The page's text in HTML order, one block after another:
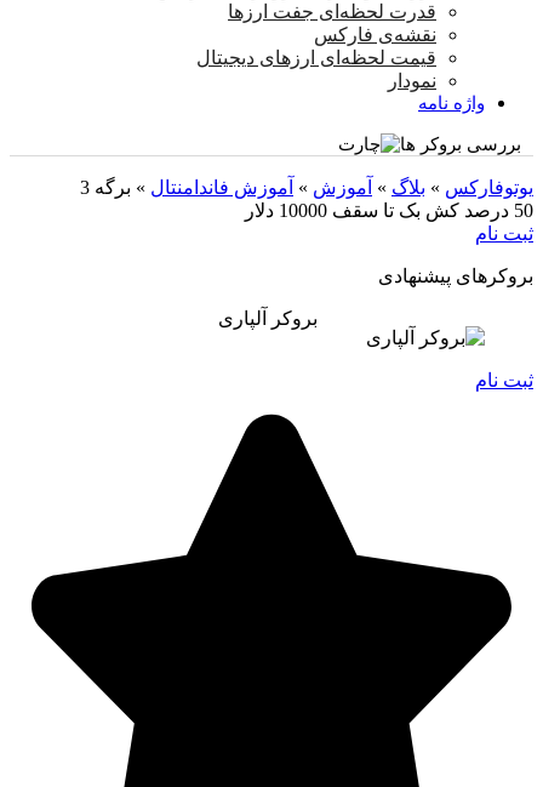
قدرت لحظه‌ای جفت ارزها
نقشه‌ی فارکس
قیمت لحظه‌ای ارزهای دیجیتال
نمودار
واژه نامه
بررسی بروکر ها
یوتوفارکس » بلاگ » آموزش » آموزش فاندامنتال » برگه 3
50 درصد کش بک تا سقف 10000 دلار
ثبت نام
بروکرهای پیشنهادی
بروکر آلپاری
ثبت نام